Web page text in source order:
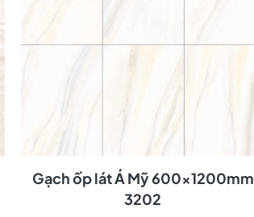
Gạch ốp lát Á Mỹ 600x1200mm
3202